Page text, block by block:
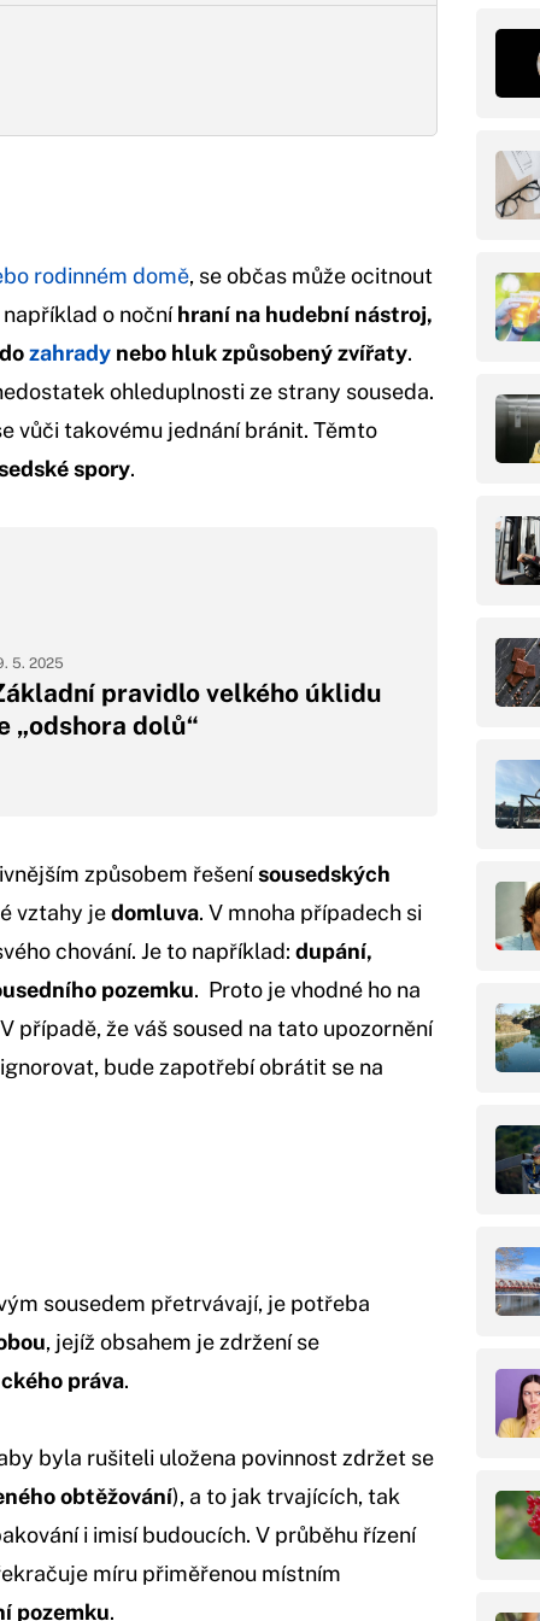
rodinném domě, se občas může ocitnout
o nočníhraní na hudební nástroj,
zahrady nebo hluk způsobený zvířaty.
ohleduplnosti ze strany souseda.
vůči takovému jednání bránit. Těmto
spory.
pravidlo velkého úklidu
„odshora dolů“
5. 2025
způsobem řešenísousedských
vztahy jedomluva. V mnoha případech si
chování. Je to například: dupání,
pozemku. Proto je vhodné ho na
že váš soused na tato upozornění
bude zapotřebí obrátit se na
sousedem přetrvávají, je potřeba
, jejíž obsahem je zdržení se
práva.
byla rušiteli uložena povinnost zdržet se
obtěžování), a to jak trvajících, tak
i imisí budoucích. V průběhu řízení
míru přiměřenou místním
pozemku.